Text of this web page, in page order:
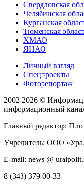
Свердловская
Челябинская
Курганская
Тюменская
ХМАО
ЯНАО
Личный взгляд
Спецпроекты
Фоторепортаж
2002-2026 ©
информационный
Главный редактор:
Учредитель: ООО
E-mail: news @
8 (343) 379-00-33